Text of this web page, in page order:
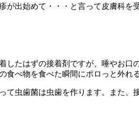
出始めて・・・と言って皮膚科を
したはずの接着剤ですが、唾やお口
べ物を食べた瞬間にポロっと外れ
て虫歯菌は虫歯を作ります。また、